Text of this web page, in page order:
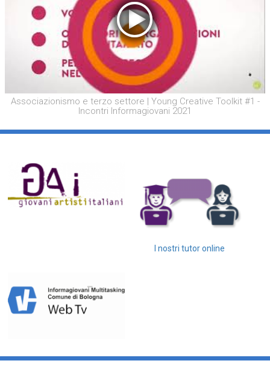
Associazionismo e terzo settore | Young Creative Toolkit #1 -
Incontri Informagiovani 2021
I nostri tutor online